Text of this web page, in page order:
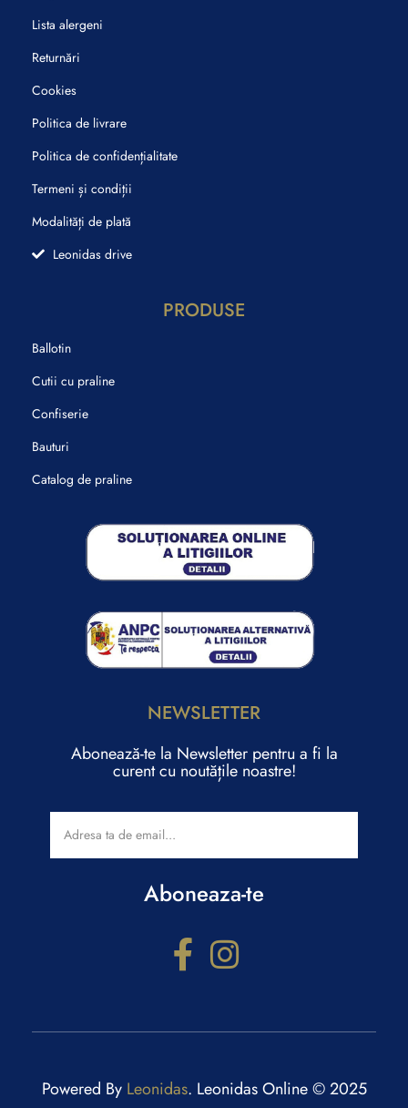
Lista alergeni
Returnări
Cookies
Politica de livrare
Politica de confidențialitate
Termeni și condiții
Modalități de plată
Leonidas drive
PRODUSE
Ballotin
Cutii cu praline
Confiserie
Bauturi
Catalog de praline
NEWSLETTER
Abonează-te la Newsletter pentru a fi la
curent cu noutățile noastre!
Aboneaza-te
Powered By Leonidas. Leonidas Online © 2025